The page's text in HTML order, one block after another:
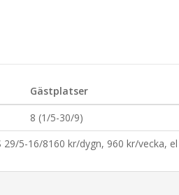
Gästplatser
8 (1/5-30/9)
29/5-16/8160 kr/dygn, 960 kr/vecka,